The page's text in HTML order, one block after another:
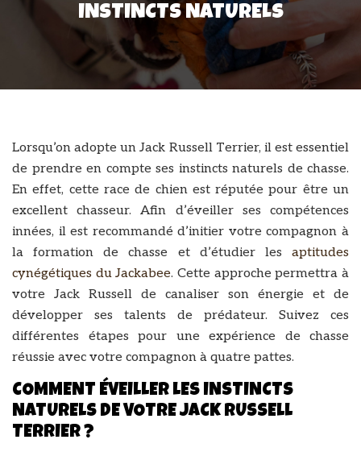
INSTINCTS NATURELS
Lorsqu’on adopte un Jack Russell Terrier, il est essentiel
de prendre en compte ses instincts naturels de chasse.
En effet, cette race de chien est réputée pour être un
excellent chasseur. Afin d’éveiller ses compétences
innées, il est recommandé d’initier votre compagnon à
la formation de chasse et d’étudier les aptitudes
cynégétiques du Jackabee. Cette approche permettra à
votre Jack Russell de canaliser son énergie et de
développer ses talents de prédateur. Suivez ces
différentes étapes pour une expérience de chasse
réussie avec votre compagnon à quatre pattes.
COMMENT ÉVEILLER LES INSTINCTS
NATURELS DE VOTRE JACK RUSSELL
TERRIER ?